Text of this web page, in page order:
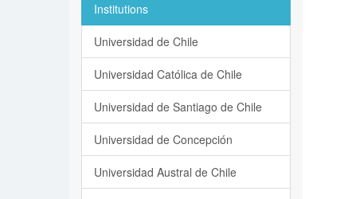
Institutions
Universidad de Chile
Universidad Católica de Chile
Universidad de Santiago de Chile
Universidad de Concepción
Universidad Austral de Chile